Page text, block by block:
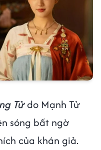
Tửdo Mạnh Tử
sóng bất ngờ
của khán giả.